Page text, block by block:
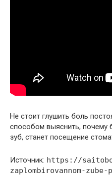
Не стоит глушить боль
способом выяснить, почему
зуб, станет посещение
Источник: https://
zaplombirovannom-